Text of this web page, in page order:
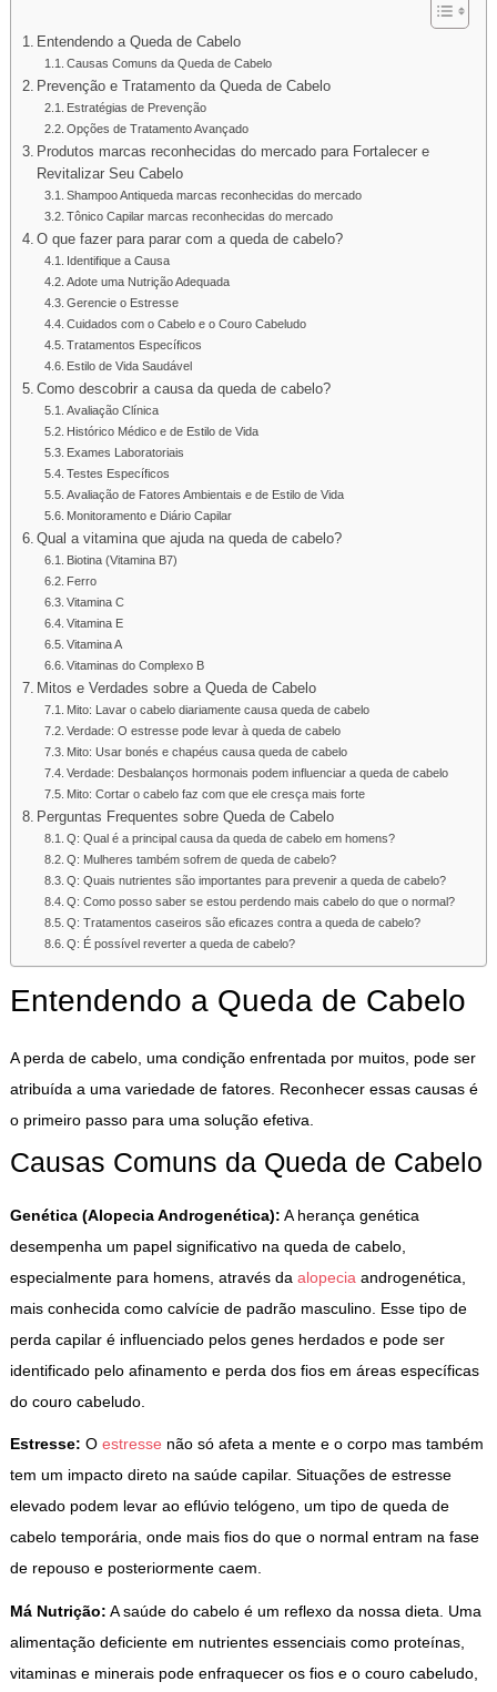
Entendendo a Queda de Cabelo
Causas Comuns da Queda de Cabelo
Prevenção e Tratamento da Queda de Cabelo
Estratégias de Prevenção
Opções de Tratamento Avançado
Produtos marcas reconhecidas do mercado para Fortalecer e
Revitalizar Seu Cabelo
Shampoo Antiqueda marcas reconhecidas do mercado
Tônico Capilar marcas reconhecidas do mercado
O que fazer para parar com a queda de cabelo?
Identifique a Causa
Adote uma Nutrição Adequada
Gerencie o Estresse
Cuidados com o Cabelo e o Couro Cabeludo
Tratamentos Específicos
Estilo de Vida Saudável
Como descobrir a causa da queda de cabelo?
Avaliação Clínica
Histórico Médico e de Estilo de Vida
Exames Laboratoriais
Testes Específicos
Avaliação de Fatores Ambientais e de Estilo de Vida
Monitoramento e Diário Capilar
Qual a vitamina que ajuda na queda de cabelo?
Biotina (Vitamina B7)
Ferro
Vitamina C
Vitamina E
Vitamina A
Vitaminas do Complexo B
Mitos e Verdades sobre a Queda de Cabelo
Mito: Lavar o cabelo diariamente causa queda de cabelo
Verdade: O estresse pode levar à queda de cabelo
Mito: Usar bonés e chapéus causa queda de cabelo
Verdade: Desbalanços hormonais podem influenciar a queda de cabelo
Mito: Cortar o cabelo faz com que ele cresça mais forte
Perguntas Frequentes sobre Queda de Cabelo
Q: Qual é a principal causa da queda de cabelo em homens?
Q: Mulheres também sofrem de queda de cabelo?
Q: Quais nutrientes são importantes para prevenir a queda de cabelo?
Q: Como posso saber se estou perdendo mais cabelo do que o normal?
Q: Tratamentos caseiros são eficazes contra a queda de cabelo?
Q: É possível reverter a queda de cabelo?
Entendendo a Queda de Cabelo
A perda de cabelo, uma condição enfrentada por muitos, pode ser
atribuída a uma variedade de fatores. Reconhecer essas causas é
o primeiro passo para uma solução efetiva.
Causas Comuns da Queda de Cabelo
Genética (Alopecia Androgenética): A herança genética
desempenha um papel significativo na queda de cabelo,
especialmente para homens, através da alopecia androgenética,
mais conhecida como calvície de padrão masculino. Esse tipo de
perda capilar é influenciado pelos genes herdados e pode ser
identificado pelo afinamento e perda dos fios em áreas específicas
do couro cabeludo.
Estresse: O estresse não só afeta a mente e o corpo mas também
tem um impacto direto na saúde capilar. Situações de estresse
elevado podem levar ao eflúvio telógeno, um tipo de queda de
cabelo temporária, onde mais fios do que o normal entram na fase
de repouso e posteriormente caem.
Má Nutrição: A saúde do cabelo é um reflexo da nossa dieta. Uma
alimentação deficiente em nutrientes essenciais como proteínas,
vitaminas e minerais pode enfraquecer os fios e o couro cabeludo,